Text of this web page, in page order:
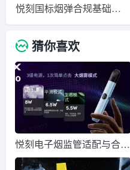
悦刻国标烟弹合规基础要点梳理 新手入门科普
猜你喜欢
悦刻电子烟监管适配与合规
运营观察笔记